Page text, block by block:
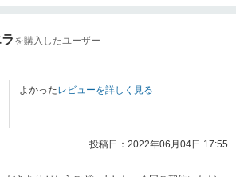
を購入したユーザー
よかったレビューを詳しく見る
投稿日：2022年06月04日 17:55